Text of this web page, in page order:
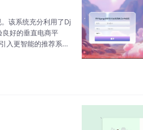
该系统充分利用了Dj
好的垂直电商平
入更智能的推荐系